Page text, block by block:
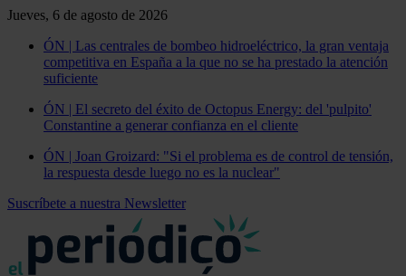
Jueves, 6 de agosto de 2026
ÓN | Las centrales de bombeo hidroeléctrico, la gran ventaja
competitiva en España a la que no se ha prestado la atención
suficiente
ÓN | El secreto del éxito de Octopus Energy: del 'pulpito'
Constantine a generar confianza en el cliente
ÓN | Joan Groizard: "Si el problema es de control de tensión,
la respuesta desde luego no es la nuclear"
Suscríbete a nuestra Newsletter